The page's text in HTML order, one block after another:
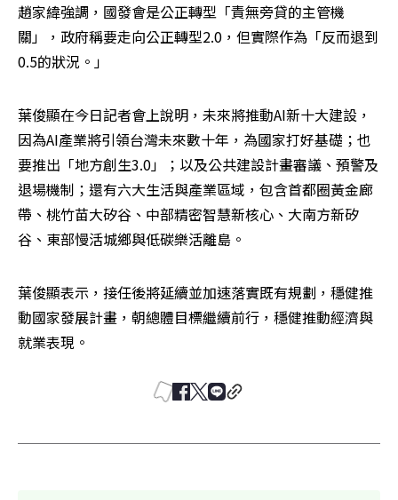
趙家緯強調，國發會是公正轉型「責無旁貸的主管機
關」，政府稱要走向公正轉型2.0，但實際作為「反而退到
0.5的狀況。」
葉俊顯在今日記者會上說明，未來將推動AI新十大建設，
因為AI產業將引領台灣未來數十年，為國家打好基礎；也
要推出「地方創生3.0」；以及公共建設計畫審議、預警及
退場機制；還有六大生活與產業區域，包含首都圈黃金廊
帶、桃竹苗大矽谷、中部精密智慧新核心、大南方新矽
谷、東部慢活城鄉與低碳樂活離島。
葉俊顯表示，接任後將延續並加速落實既有規劃，穩健推
動國家發展計畫，朝總體目標繼續前行，穩健推動經濟與
就業表現。